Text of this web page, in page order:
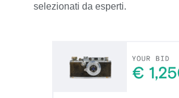
selezionati da esperti.